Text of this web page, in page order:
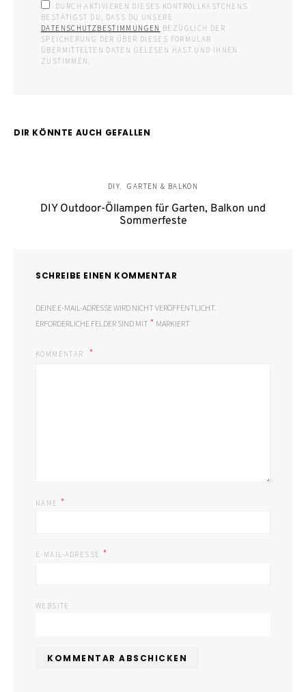
DURCH AKTIVIEREN DIESES KONTROLLKÄSTCHENS
BESTÄTIGST DU, DASS DU UNSERE
DATENSCHUTZBESTIMMUNGEN BEZÜGLICH DER
SPEICHERUNG DER ÜBER DIESES FORMULAR
ÜBERMITTELTEN DATEN GELESEN HAST UND IHNEN
ZUSTIMMEN.
DIR KÖNNTE AUCH GEFALLEN
DIY GARTEN & BALKON
DIY Outdoor-Öllampen für Garten, Balkon und
Sommerfeste
SCHREIBE EINEN KOMMENTAR
DEINE E-MAIL-ADRESSE WIRD NICHT VERÖFFENTLICHT.
ERFORDERLICHE FELDER SIND MIT * MARKIERT
KOMMENTAR
NAME *
E-MAIL-ADRESSE *
WEBSITE